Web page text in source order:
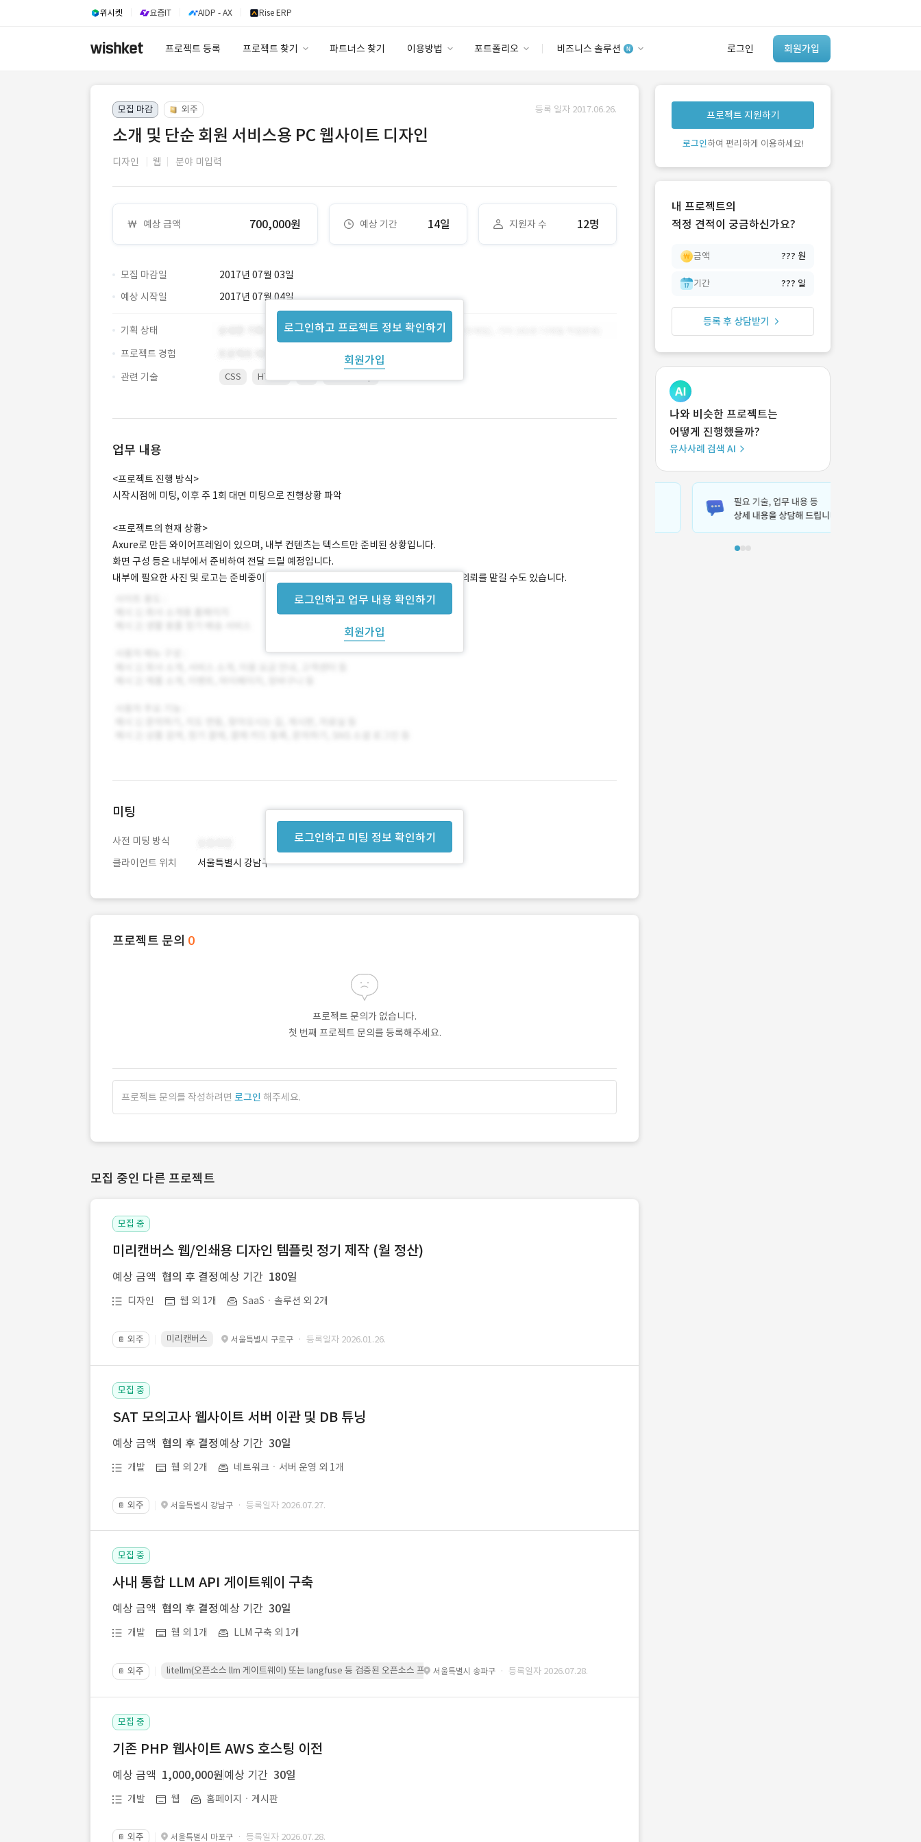
위시켓 요즘IT AIDP - AX Rise ERP
프로젝트 등록 프로젝트 찾기 파트너스 찾기 이용방법 포트폴리오 비즈니스 솔루션 로그인 회원가입
이용요금
고객센터
안심 코드 케어
유사사례 검색 AI
‘이런 거’ 만들어본
개발 회사 있어?
모집 마감 외주 등록 일자 2017.06.26.
소개 및 단순 회원 서비스용 PC 웹사이트 디자인
디자인 웹 분야 미입력
예상 금액 700,000원 예상 기간 14일 지원자 수 12명
모집 마감일 2017년 07월 03일
로그인하고 프로젝트 정보 확인하기
회원가입
예상 시작일 2017년 07월 04일
기획 상태
프로젝트 경험
관련 기술
CSS HTML5
업무 내용
로그인하고 업무 내용 확인하기
회원가입
<프로젝트 진행 방식>
시작시점에 미팅, 이후 주 1회 대면 미팅으로 진행상황 파악
<프로젝트의 현재 상황>
Axure로 만든 와이어프레임이 있으며, 내부 컨텐츠는 텍스트만 준비된 상황입니다.
화면 구성 등은 내부에서 준비하여 전달 드릴 예정입니다.
내부에 필요한 사진 및 로고는 준비중이며, 혹시 로고 제작이 가능하신 디자이너 분이라면 의뢰를 맡길 수도 있습니다.
로그인하고 미팅 정보 확인하기
미팅
사전 미팅 방식
클라이언트 위치
서울특별시 강남구
프로젝트 문의 0
프로젝트 문의가 없습니다.
첫 번째 프로젝트 문의를 등록해주세요.
프로젝트 문의를 작성하려면 로그인 해주세요.
모집 중인 다른 프로젝트
모집 중
미리캔버스 웹/인쇄용 디자인 템플릿 정기 제작 (월 정산)
예상 금액 협의 후 결정 예상 기간 180일
디자인 웹 외 1개 SaaSㆍ솔루션 외 2개
📔 외주 미리캔버스 서울특별시 구로구 · 등록일자 2026.01.26.
모집 중
SAT 모의고사 웹사이트 서버 이관 및 DB 튜닝
예상 금액 협의 후 결정 예상 기간 30일
개발 웹 외 2개 네트워크ㆍ서버 운영 외 1개
📔 외주 서울특별시 강남구 · 등록일자 2026.07.27.
모집 중
사내 통합 LLM API 게이트웨이 구축
예상 금액 협의 후 결정 예상 기간 30일
개발 웹 외 1개 LLM 구축 외 1개
📔 외주 litellm(오픈소스 llm 게이트웨이) 또는 langfuse 등 검증된 오픈소스 프레임워크를 기반으로 시스템을 구축
서울특별시 송파구 · 등록일자 2026.07.28.
모집 중
기존 PHP 웹사이트 AWS 호스팅 이전
예상 금액 1,000,000원 예상 기간 30일
개발 웹 홈페이지ㆍ게시판
📔 외주 서울특별시 마포구 · 등록일자 2026.07.28.
프로젝트 지원하기
로그인하여 편리하게 이용하세요!
내 프로젝트의
적정 견적이 궁금하신가요?
금액 ??? 원
기간 ??? 일
등록 후 상담받기
나와 비슷한 프로젝트는
어떻게 진행했을까?
유사사례 검색 AI